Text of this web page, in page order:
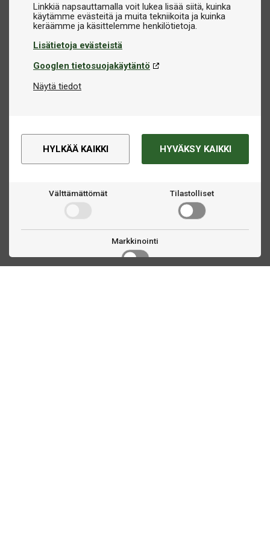
Linkkiä napsauttamalla voit lukea lisää siitä, kuinka
käytämme evästeitä ja muita tekniikoita ja kuinka
Lisätietoja evästeistä
Googlen tietosuojakäytäntö
Näytä tiedot
HYLKÄÄ KAIKKI HYVÄKSY KAIKKI
Välttämättömät Tilastolliset
Markkinointi